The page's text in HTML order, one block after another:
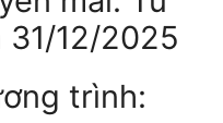
12/2025
trình: